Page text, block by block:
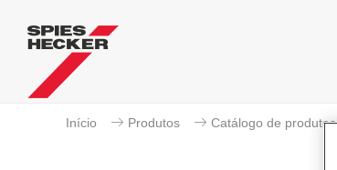
Início Produtos Catálogo de produtos